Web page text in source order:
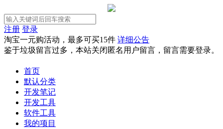
注册 登录
淘宝一元购活动，最多可买15件 详细公告
鉴于垃圾留言过多，本站关闭匿名用户留言，留言需要登录。
首页
默认分类
开发笔记
开发工具
软件工具
我的项目